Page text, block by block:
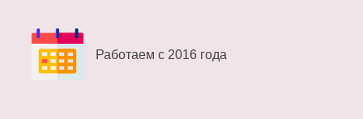
Работаем с 2016 года